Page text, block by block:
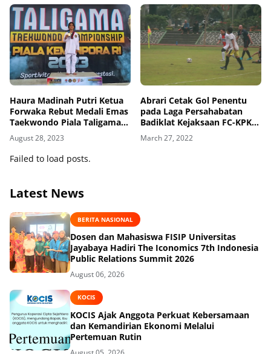
Haura Madinah Putri Ketua
Forwaka Rebut Medali Emas
Taekwondo Piala Taligama
Menpora, Zamzam Siregar
Mengaku Terharu Atas
Kemampuan Putri Cantiknya
August 28, 2023
Abrari Cetak Gol Penentu
pada Laga Persahabatan
Badiklat Kejaksaan FC-KPK
FC
March 27, 2022
Failed to load posts.
Latest News
BERITA NASIONAL
Dosen dan Mahasiswa FISIP Universitas
Jayabaya Hadiri The Iconomics 7th Indonesia
Public Relations Summit 2026
August 06, 2026
KOCIS
KOCIS Ajak Anggota Perkuat Kebersamaan
dan Kemandirian Ekonomi Melalui
Pertemuan Rutin